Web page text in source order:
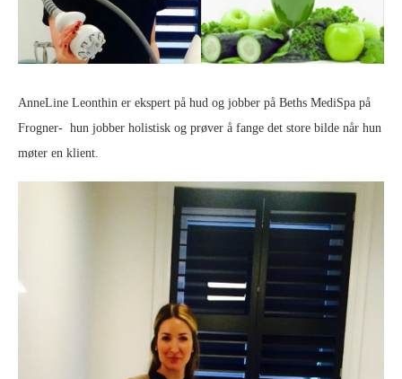
AnneLine Leonthin er ekspert på hud og jobber på Beths MediSpa på
Frogner- hun jobber holistisk og prøver å fange det store bilde når hun
møter en klient.